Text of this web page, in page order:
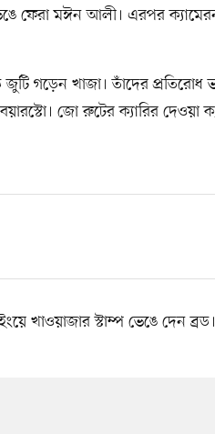
ফেরা মঈন আলী। এরপর
গড়েন খাজা। তাঁদের প্রতিরোধ
জো রুটের ক্য়ারির দেওয়া
খাওয়াজার স্টাম্প ভেঙে দেন ব্রড।